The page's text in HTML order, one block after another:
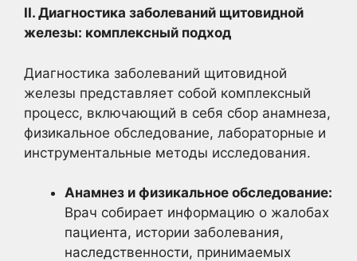
II. Диагностика заболеваний щитовидной
железы: комплексный подход
Диагностика заболеваний щитовидной
железы представляет собой комплексный
процесс, включающий в себя сбор анамнеза,
физикальное обследование, лабораторные и
инструментальные методы исследования.
Анамнез и физикальное обследование:
Врач собирает информацию о жалобах
пациента, истории заболевания,
наследственности, принимаемых